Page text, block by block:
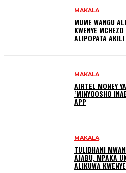
MAKALA
MUME WANGU
KWENYE
ALIPOPATA
MAKALA
AIRTEL MONEY
‘MINYOOSHO
APP
MAKALA
TULIDHANI
AJABU, MPAKA
ALIKUWA